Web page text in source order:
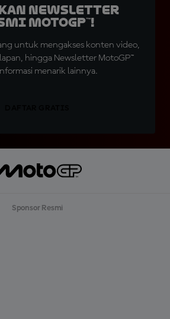
Newsletter
MotoGP™!
untuk mengakses konten video,
hingga Newsletter MotoGP™
menarik lainnya.
Sponsor Resmi